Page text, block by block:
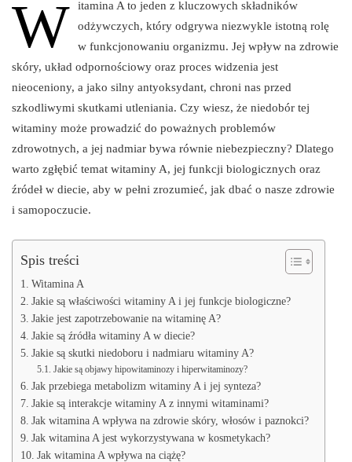
W
itamina A to jeden z kluczowych składników
odżywczych, który odgrywa niezwykle istotną rolę
w funkcjonowaniu organizmu. Jej wpływ na zdrowie
skóry, układ odpornościowy oraz proces widzenia jest
nieoceniony, a jako silny antyoksydant, chroni nas przed
szkodliwymi skutkami utleniania. Czy wiesz, że niedobór tej
witaminy może prowadzić do poważnych problemów
zdrowotnych, a jej nadmiar bywa równie niebezpieczny? Dlatego
warto zgłębić temat witaminy A, jej funkcji biologicznych oraz
źródeł w diecie, aby w pełni zrozumieć, jak dbać o nasze zdrowie
i samopoczucie.
Spis treści
Witamina A
Jakie są właściwości witaminy A i jej funkcje biologiczne?
Jakie jest zapotrzebowanie na witaminę A?
Jakie są źródła witaminy A w diecie?
Jakie są skutki niedoboru i nadmiaru witaminy A?
Jakie są objawy hipowitaminozy i hiperwitaminozy?
Jak przebiega metabolizm witaminy A i jej synteza?
Jakie są interakcje witaminy A z innymi witaminami?
Jak witamina A wpływa na zdrowie skóry, włosów i paznokci?
Jak witamina A jest wykorzystywana w kosmetykach?
Jak witamina A wpływa na ciążę?